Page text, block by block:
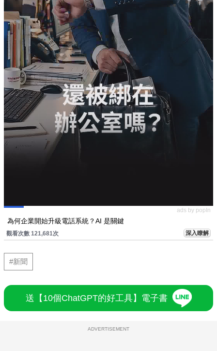
ads by popIn
為何企業開始升級電話系統？AI 是關鍵
觀看次數 121,681次 深入瞭解
#新聞
送【10個ChatGPT的好工具】電子書
ADVERTISEMENT